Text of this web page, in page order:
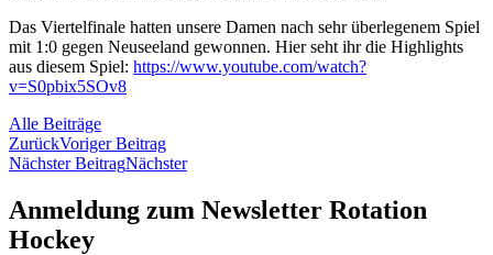
Das Viertelfinale hatten unsere Damen nach sehr überlegenem Spiel
mit 1:0 gegen Neuseeland gewonnen. Hier seht ihr die Highlights
aus diesem Spiel: https://www.youtube.com/watch?
v=S0pbix5SOv8
Alle Beiträge
ZurückVoriger Beitrag
Nächster BeitragNächster
Anmeldung zum Newsletter Rotation
Hockey